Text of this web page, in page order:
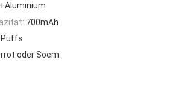
700mAh
oder Soem